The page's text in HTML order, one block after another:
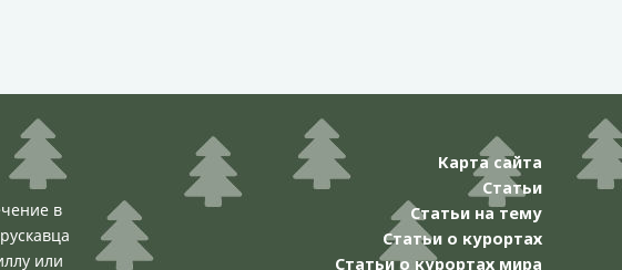
в
или
Карта сайта
Статьи
Статьи на тему
Статьи о курортах
Статьи о курортах мира